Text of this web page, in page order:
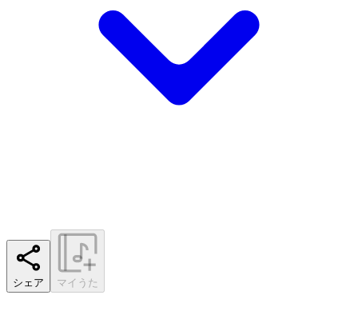
シェア マイうた